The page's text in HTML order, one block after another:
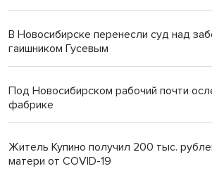
В Новосибирске перенесли суд над
гаишником Гусевым
Под Новосибирском рабочий почти
фабрике
Житель Купино получил 200 тыс.
матери от COVID-19